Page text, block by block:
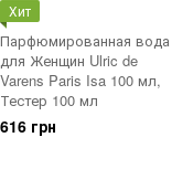
Хит
Парфюмированная вода
для Женщин Ulric de
Varens Paris Isa 100 мл,
Тестер 100 мл
616 грн